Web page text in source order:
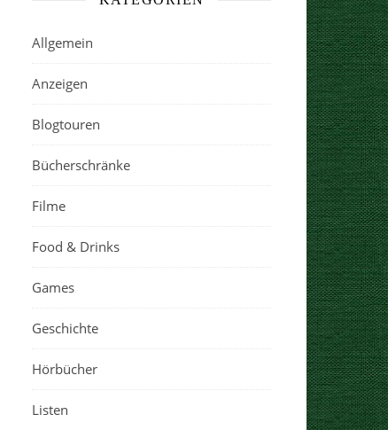
Allgemein
Anzeigen
Blogtouren
Bücherschränke
Filme
Food & Drinks
Games
Geschichte
Hörbücher
Listen